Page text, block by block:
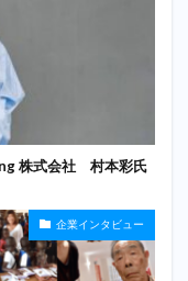
株式会社 村本彩氏
企業インタビュー